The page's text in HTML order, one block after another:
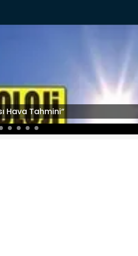
Hava Tahmini”